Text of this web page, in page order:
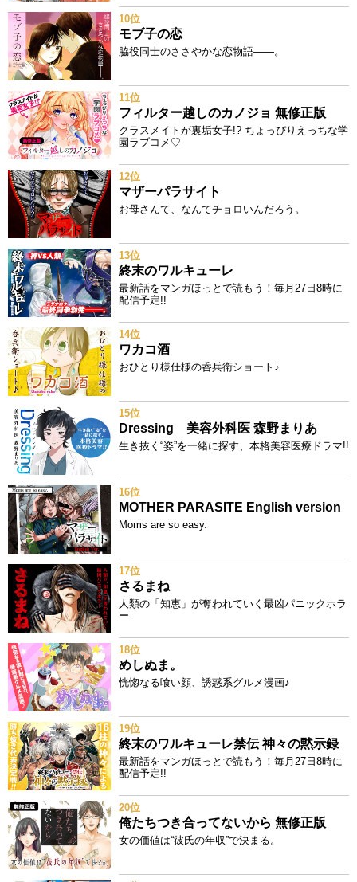
10位
モブ子の恋
脇役同士のささやかな恋物語――。
11位
フィルター越しのカノジョ 無修正版
クラスメイトが裏垢女子!? ちょっぴりえっちな学
園ラブコメ♡
12位
マザーパラサイト
お母さんて、なんてチョロいんだろう。
13位
終末のワルキューレ
最新話をマンガほっとで読もう！毎月27日8時に
配信予定!!
14位
ワカコ酒
おひとり様仕様の呑兵衛ショート♪
15位
Dressing 美容外科医 森野まりあ
生き抜く“姿”を一緒に探す、本格美容医療ドラマ!!
16位
MOTHER PARASITE English version
Moms are so easy.
17位
さるまね
人類の「知恵」が奪われていく最凶パニックホラ
ー
18位
めしぬま。
恍惚なる喰い顔、誘惑系グルメ漫画♪
19位
終末のワルキューレ禁伝 神々の黙示録
最新話をマンガほっとで読もう！毎月27日8時に
配信予定!!
20位
俺たちつき合ってないから 無修正版
女の価値は“彼氏の年収”で決まる。